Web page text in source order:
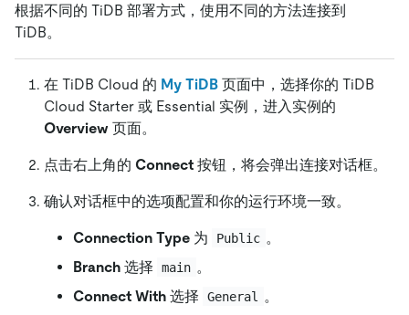
根据不同的 TiDB 部署方式，使用不同的方法连接到
TiDB。
在 TiDB Cloud 的 My TiDB 页面中，选择你的 TiDB
Cloud Starter 或 Essential 实例，进入实例的
Overview 页面。
点击右上角的 Connect 按钮，将会弹出连接对话框。
确认对话框中的选项配置和你的运行环境一致。
Connection Type 为 Public 。
Branch 选择 main 。
Connect With 选择 General
。